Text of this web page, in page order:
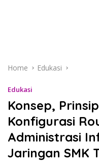
Home Edukasi
Edukasi
Konsep,
Konfigurasi
Administrasi
Jaringan SMK